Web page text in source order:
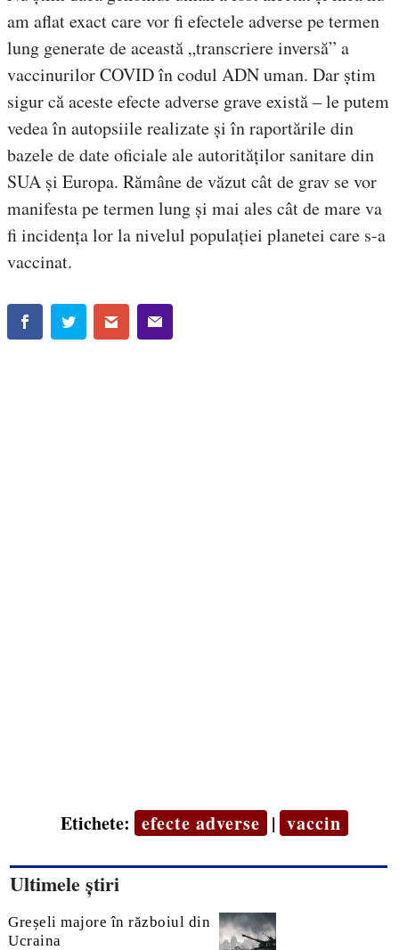
am aflat exact care vor fi efectele adverse pe termen
lung generate de această „transcriere inversă” a
vaccinurilor COVID în codul ADN uman. Dar știm
sigur că aceste efecte adverse grave există – le putem
vedea în autopsiile realizate și în raportările din
bazele de date oficiale ale autorităților sanitare din
SUA și Europa. Rămâne de văzut cât de grav se vor
manifesta pe termen lung și mai ales cât de mare va
fi incidența lor la nivelul populației planetei care s-a
vaccinat.
Etichete: efecte adverse | vaccin
Ultimele știri
Greșeli majore în războiul din
Ucraina